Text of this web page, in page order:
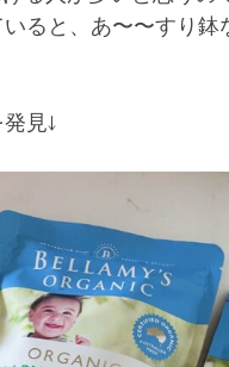
ると、あ〜〜すり
見↓